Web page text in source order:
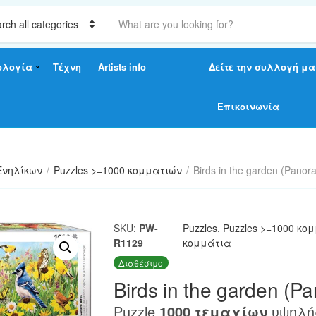
S
a
c
x
Τέχνη Artists info Δείτε την συλλογή
Επικοινωνία
/ Puzzles >=1000 κομματιών / Birds in the garden
SKU: PW-
R1129
Puzzles, Puzzles >=1000
κομμάτια
Διαθέσιμο
Birds in the garden
Puzzle 1000 τεμαχίων